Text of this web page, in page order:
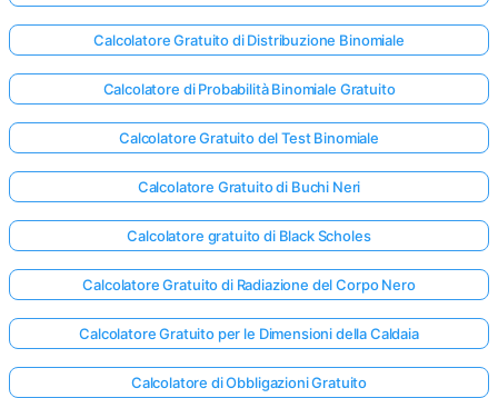
Calcolatore Gratuito di Distribuzione Binomiale
Calcolatore di Probabilità Binomiale Gratuito
Calcolatore Gratuito del Test Binomiale
Calcolatore Gratuito di Buchi Neri
Calcolatore gratuito di Black Scholes
Calcolatore Gratuito di Radiazione del Corpo Nero
Calcolatore Gratuito per le Dimensioni della Caldaia
Calcolatore di Obbligazioni Gratuito